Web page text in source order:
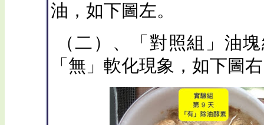
油，如下圖左。
（二）、「對照組」油
「無」軟化現象，如下圖